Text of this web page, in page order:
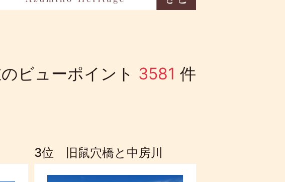
ビューポイント 3581 件
3位 旧鼠穴橋と中房川